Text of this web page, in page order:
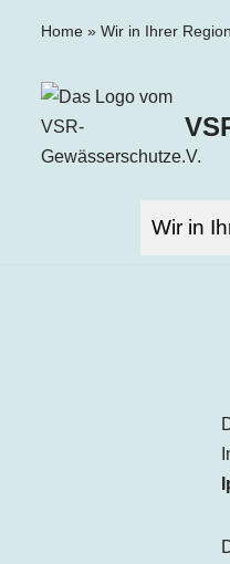
Inhalt
springen
Home » Wir in Ihrer Region
Wir in